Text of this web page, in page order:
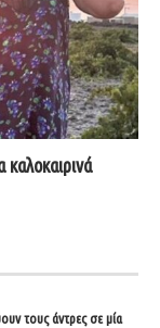
τους άντρες σε μία